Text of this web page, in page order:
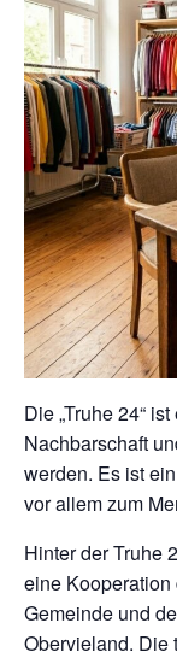
Die „Truhe 24“
Nachbarschaft
werden. Es ist
vor allem zum
Hinter der Truhe
eine
Gemeinde und
Obervieland. Die